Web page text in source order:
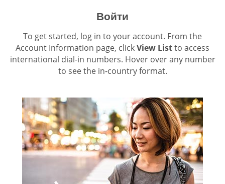
Войти
To get started, log in to your account. From the
Account Information page, clickView Listto access
international dial-in numbers. Hover over any number
to see the in-country format.